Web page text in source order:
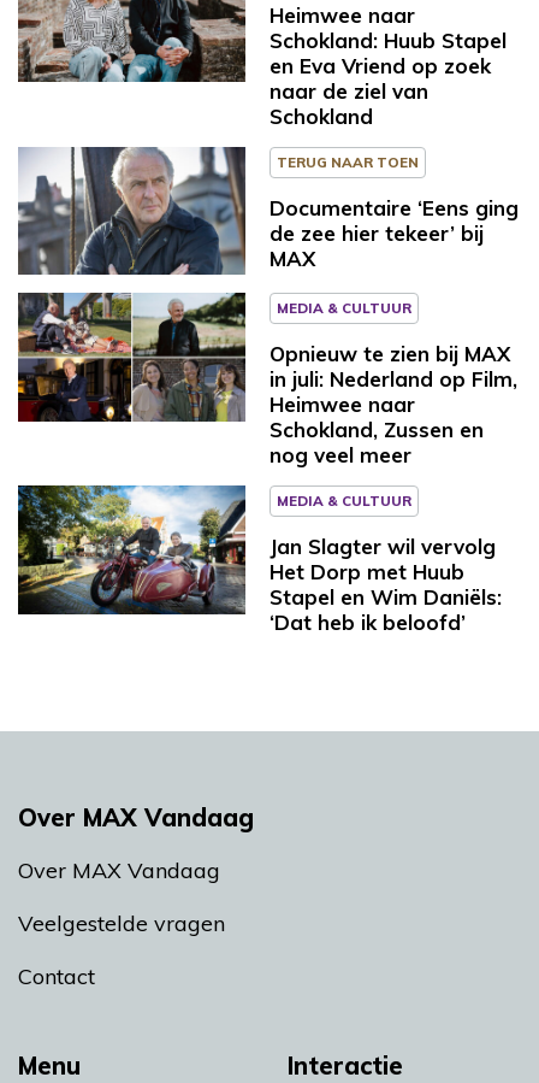
Heimwee naar
Schokland: Huub Stapel
en Eva Vriend op zoek
naar de ziel van
Schokland
TERUG NAAR TOEN
Documentaire ‘Eens ging
de zee hier tekeer’ bij
MAX
MEDIA & CULTUUR
Opnieuw te zien bij MAX
in juli: Nederland op Film,
Heimwee naar
Schokland, Zussen en
nog veel meer
MEDIA & CULTUUR
Jan Slagter wil vervolg
Het Dorp met Huub
Stapel en Wim Daniëls:
‘Dat heb ik beloofd’
Menu Interactie
Over MAX Vandaag
Over MAX Vandaag
Veelgestelde vragen
Contact